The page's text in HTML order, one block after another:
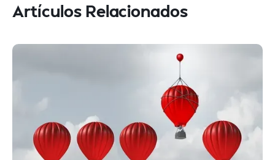
Artículos Relacionados